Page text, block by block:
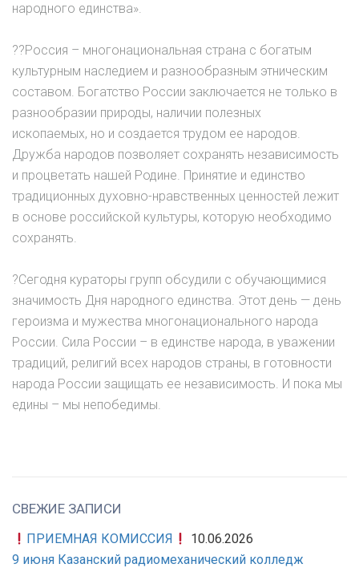
народного единства».
??Россия – многонациональная страна с богатым
культурным наследием и разнообразным этническим
составом. Богатство России заключается не только в
разнообразии природы, наличии полезных
ископаемых, но и создается трудом ее народов.
Дружба народов позволяет сохранять независимость
и процветать нашей Родине. Принятие и единство
традиционных духовно-нравственных ценностей лежит
в основе российской культуры, которую необходимо
сохранять.
?Сегодня кураторы групп обсудили с обучающимися
значимость Дня народного единства. Этот день — день
героизма и мужества многонационального народа
России. Сила России – в единстве народа, в уважении
традиций, религий всех народов страны, в готовности
народа России защищать ее независимость. И пока мы
едины – мы непобедимы.
СВЕЖИЕ ЗАПИСИ
ПРИЕМНАЯ КОМИССИЯ
10.06.2026
9 июня Казанский радиомеханический колледж